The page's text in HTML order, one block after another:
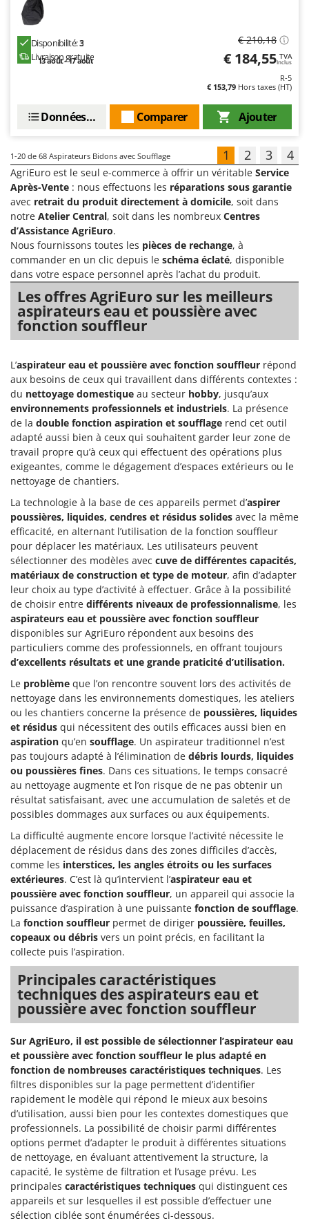
Disponibilité:3
Livraison gratuite
13 août - 17 août
€ 210,18
€ 184,55 TVA
Inclus
R-5
€ 153,79 Hors taxes (HT)
Ajouter
Comparer
Données techniques
1-20 de 68 Aspirateurs Bidons avec Soufflage 1 2 3 4
AgriEuro est le seul e-commerce à offrir un véritable Service
Après-Vente : nous effectuons les réparations sous garantie
avec retrait du produit directement à domicile, soit dans
notre Atelier Central, soit dans les nombreux Centres
d’Assistance AgriEuro.
Nous fournissons toutes les pièces de rechange, à
commander en un clic depuis le schéma éclaté, disponible
dans votre espace personnel après l’achat du produit.
Les offres AgriEuro sur les meilleurs
aspirateurs eau et poussière avec
fonction souffleur
L’aspirateur eau et poussière avec fonction souffleur répond
aux besoins de ceux qui travaillent dans différents contextes :
du nettoyage domestique au secteur hobby, jusqu’aux
environnements professionnels et industriels. La présence
de la double fonction aspiration et soufflage rend cet outil
adapté aussi bien à ceux qui souhaitent garder leur zone de
travail propre qu’à ceux qui effectuent des opérations plus
exigeantes, comme le dégagement d’espaces extérieurs ou le
nettoyage de chantiers.
La technologie à la base de ces appareils permet d’aspirer
poussières, liquides, cendres et résidus solides avec la même
efficacité, en alternant l’utilisation de la fonction souffleur
pour déplacer les matériaux. Les utilisateurs peuvent
sélectionner des modèles avec cuve de différentes capacités,
matériaux de construction et type de moteur, afin d’adapter
leur choix au type d’activité à effectuer. Grâce à la possibilité
de choisir entre différents niveaux de professionnalisme, les
aspirateurs eau et poussière avec fonction souffleur
disponibles sur AgriEuro répondent aux besoins des
particuliers comme des professionnels, en offrant toujours
d’excellents résultats et une grande praticité d’utilisation.
Le problème que l’on rencontre souvent lors des activités de
nettoyage dans les environnements domestiques, les ateliers
ou les chantiers concerne la présence de poussières, liquides
et résidus qui nécessitent des outils efficaces aussi bien en
aspiration qu’en soufflage. Un aspirateur traditionnel n’est
pas toujours adapté à l’élimination de débris lourds, liquides
ou poussières fines. Dans ces situations, le temps consacré
au nettoyage augmente et l’on risque de ne pas obtenir un
résultat satisfaisant, avec une accumulation de saletés et de
possibles dommages aux surfaces ou aux équipements.
La difficulté augmente encore lorsque l’activité nécessite le
déplacement de résidus dans des zones difficiles d’accès,
comme les interstices, les angles étroits ou les surfaces
extérieures. C’est là qu’intervient l’aspirateur eau et
poussière avec fonction souffleur, un appareil qui associe la
puissance d’aspiration à une puissante fonction de soufflage.
La fonction souffleur permet de diriger poussière, feuilles,
copeaux ou débris vers un point précis, en facilitant la
collecte puis l’aspiration.
Principales caractéristiques
techniques des aspirateurs eau et
poussière avec fonction souffleur
Sur AgriEuro, il est possible de sélectionner l’aspirateur eau
et poussière avec fonction souffleur le plus adapté en
fonction de nombreuses caractéristiques techniques. Les
filtres disponibles sur la page permettent d’identifier
rapidement le modèle qui répond le mieux aux besoins
d’utilisation, aussi bien pour les contextes domestiques que
professionnels. La possibilité de choisir parmi différentes
options permet d’adapter le produit à différentes situations
de nettoyage, en évaluant attentivement la structure, la
capacité, le système de filtration et l’usage prévu. Les
principales caractéristiques techniques qui distinguent ces
appareils et sur lesquelles il est possible d’effectuer une
sélection ciblée sont énumérées ci-dessous.